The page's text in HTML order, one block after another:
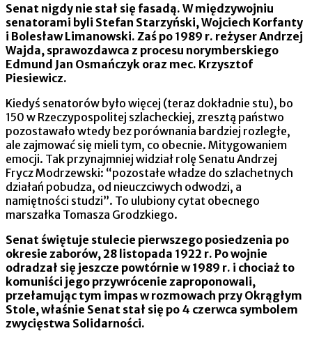
Senat nigdy nie stał się fasadą. W międzywojniu
senatorami byli Stefan Starzyński, Wojciech Korfanty
i Bolesław Limanowski. Zaś po 1989 r. reżyser Andrzej
Wajda, sprawozdawca z procesu norymberskiego
Edmund Jan Osmańczyk oraz mec. Krzysztof
Piesiewicz.
Kiedyś senatorów było więcej (teraz dokładnie stu), bo
150 w Rzeczypospolitej szlacheckiej, zresztą państwo
pozostawało wtedy bez porównania bardziej rozległe,
ale zajmować się mieli tym, co obecnie. Mitygowaniem
emocji. Tak przynajmniej widział rolę Senatu Andrzej
Frycz Modrzewski: “pozostałe władze do szlachetnych
działań pobudza, od nieuczciwych odwodzi, a
namiętności studzi”. To ulubiony cytat obecnego
marszałka Tomasza Grodzkiego.
Senat świętuje stulecie pierwszego posiedzenia po
okresie zaborów, 28 listopada 1922 r. Po wojnie
odradzał się jeszcze powtórnie w 1989 r. i chociaż to
komuniści jego przywrócenie zaproponowali,
przełamując tym impas w rozmowach przy Okrągłym
Stole, właśnie Senat stał się po 4 czerwca symbolem
zwycięstwa Solidarności.